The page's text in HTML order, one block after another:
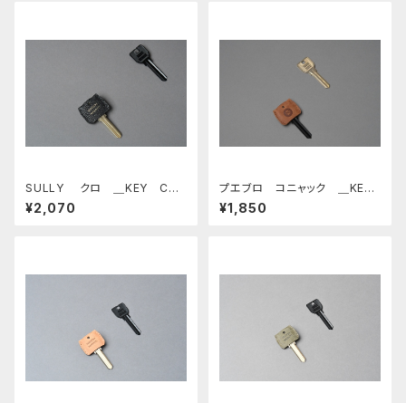
SULLY クロ ＿KEY CAP
＿
¥2,070
プエブロ コニャック ＿KEY
CAP＿
¥1,850